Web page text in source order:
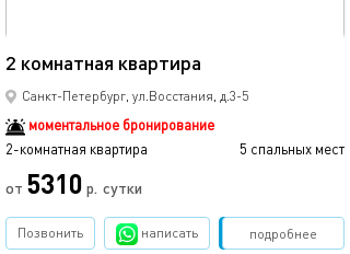
2 комнатная квартира
Санкт-Петербург, ул.Восстания, д.3-5
моментальное бронирование
2-комнатная квартира
5 спальных мест
от 5310 р. сутки
подробнее
Позвонить написать Забронировать